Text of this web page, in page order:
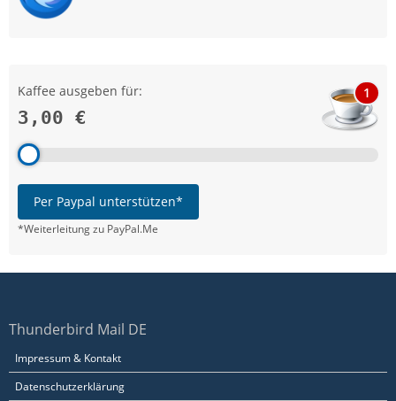
Kaffee ausgeben für:
3,00 €
1
Per Paypal unterstützen*
*Weiterleitung zu PayPal.Me
Thunderbird Mail DE
Impressum & Kontakt
Datenschutzerklärung